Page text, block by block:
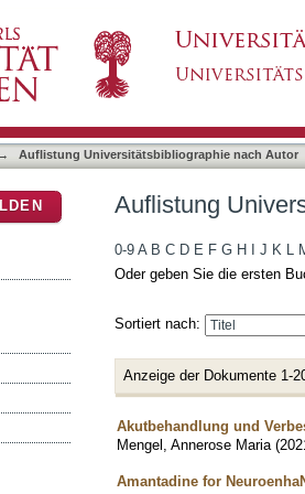
→ Auflistung Universitätsbibliographie nach Autor
Auflistung
0-9 A B C D E F G H J K L
Oder geben Sie die ersten
Sortiert nach:
Anzeige der Dokumente 1-
Akutbehandlung und
Mengel, Annerose Maria (
Amantadine for